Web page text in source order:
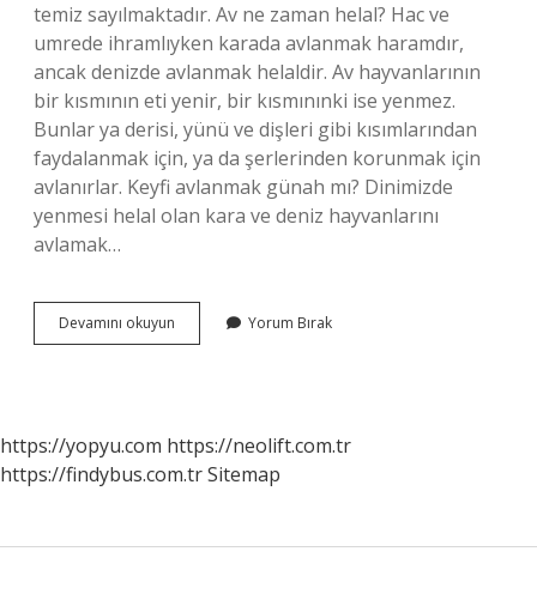
temiz sayılmaktadır. Av ne zaman helal? Hac ve
umrede ihramlıyken karada avlanmak haramdır,
ancak denizde avlanmak helaldir. Av hayvanlarının
bir kısmının eti yenir, bir kısmınınki ise yenmez.
Bunlar ya derisi, yünü ve dişleri gibi kısımlarından
faydalanmak için, ya da şerlerinden korunmak için
avlanırlar. Keyfi avlanmak günah mı? Dinimizde
yenmesi helal olan kara ve deniz hayvanlarını
avlamak…
Devamını okuyun
Avlanmak
Yorum Bırak
https://yopyu.com https://neolift.com.tr
https://findybus.com.trSitemap